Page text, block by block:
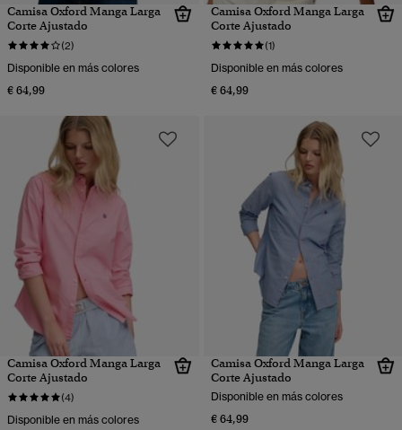
Camisa Oxford Manga Larga
Corte Ajustado
(2)
Disponible en más colores
€ 64,99
Camisa Oxford Manga Larga
Corte Ajustado
(1)
Disponible en más colores
€ 64,99
Camisa Oxford Manga Larga
Corte Ajustado
(4)
Disponible en más colores
Camisa Oxford Manga Larga
Corte Ajustado
Disponible en más colores
€ 64,99